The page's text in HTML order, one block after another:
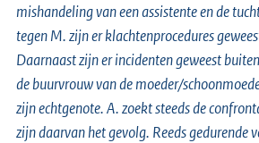
mishandeling van een assistente en de
tegen M. zijn er klachtenprocedures
Daarnaast zijn er incidenten geweest
de buurvrouw van de moeder/
zijn echtgenote. A. zoekt steeds de
zijn daarvan het gevolg. Reeds gedurende